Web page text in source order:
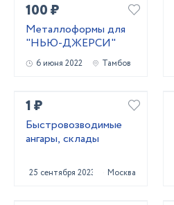
100 ₽
Металлоформы для
"НЬЮ-ДЖЕРСИ"
6 июня 2022 Тамбов
1 ₽
Быстровозводимые
ангары, склады
25 сентября 2023 Москва